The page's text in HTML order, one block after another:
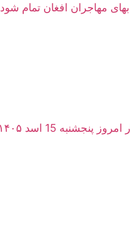
بهای مهاجران افغان تمام شود
زنده سرای شهزاده کابل